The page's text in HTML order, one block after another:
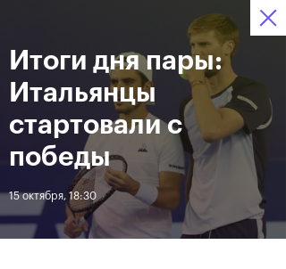
Доступ на стадионы
по QR-кодам
00 40 00
Новости
За все время Дата
Итоги дня пары:
Итальянцы
стартовали с
победы
15 октября, 18:30